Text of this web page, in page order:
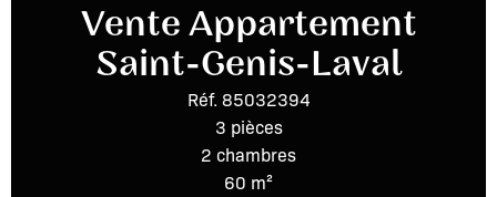
Vente Appartement
Saint-Genis-Laval
Réf. 85032394
3 pièces
2 chambres
60 m²